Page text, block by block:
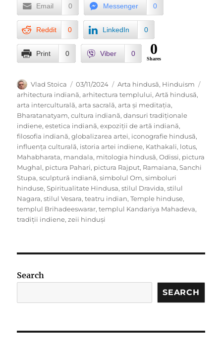
Email 0 Messenger 0
Reddit 0 LinkedIn 0
Print 0 Viber 0 0
Shares
Author
Vlad Stoica
Posted
on
03/11/2024 Categories
Arta hindusă, Hinduism
arhitectura indiană,arhitectura templului,Artă hindusă,
arta interculturală,arta sacrală,arta și meditația,
Bharatanatyam,cultura indiană,dansuri tradiționale
indiene,estetica indiană,expoziții de artă indiană,
filosofia indiană,globalizarea artei, iconografie hindusă,
influența culturală, istoria artei indiene, Kathakali, lotus,
Mahabharata, mandala, mitologia hindusă,Odissi, pictura
Mughal, pictura Pahari, pictura Rajput, Ramaiana,Sanchi
Stupa,sculptură indiană,simbolul Om,simboluri
hinduse,Spiritualitate Hindusa,stilul Dravida,stilul
Nagara,stilul Vesara,teatru indian,Temple hinduse,
templul Brihadeeswarar,templul Kandariya Mahadeva,
tradiții indiene,zeii hinduși
Search
SEARCH